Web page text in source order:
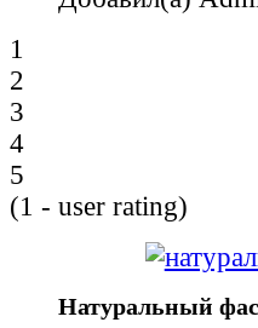
1
2
3
4
5
(1 - user rating)
Натуральный